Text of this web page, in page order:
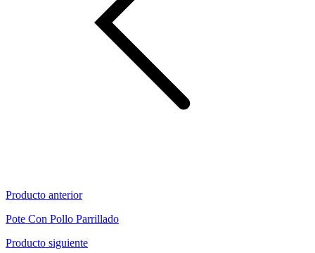
Producto anterior
Pote Con Pollo Parrillado
Producto siguiente